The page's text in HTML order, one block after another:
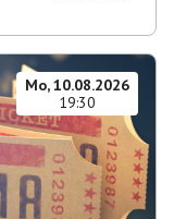
Mo, 10.08.2026
19:30